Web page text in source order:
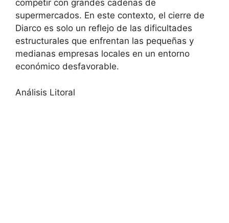
competir con grandes cadenas de
supermercados. En este contexto, el cierre de
Diarco es solo un reflejo de las dificultades
estructurales que enfrentan las pequeñas y
medianas empresas locales en un entorno
económico desfavorable.
Análisis Litoral